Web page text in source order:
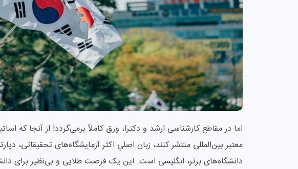
اما در مقاطع کارشناسی ارشد و دکترا، ورق کاملاً برمی‌گردد! از آنجا که
معتبر بین‌المللی منتشر کنند، زبان اصلیِ اکثر آزمایشگاه‌های تحقیقاتی،
دانشگاه‌های برتر، انگلیسی است. این یک فرصت طلایی و بی‌نظیر برای